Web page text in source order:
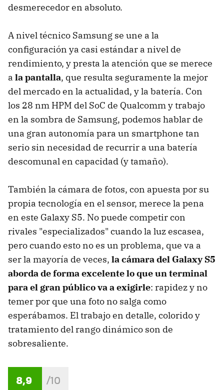
desmerecedor en absoluto.
A nivel técnico Samsung se une a la
configuración ya casi estándar a nivel de
rendimiento, y presta la atención que se merece
a la pantalla, que resulta seguramente la mejor
del mercado en la actualidad, y la batería. Con
los 28 nm HPM del SoC de Qualcomm y trabajo
en la sombra de Samsung, podemos hablar de
una gran autonomía para un smartphone tan
serio sin necesidad de recurrir a una batería
descomunal en capacidad (y tamaño).
También la cámara de fotos, con apuesta por su
propia tecnología en el sensor, merece la pena
en este Galaxy S5. No puede competir con
rivales "especializados" cuando la luz escasea,
pero cuando esto no es un problema, que va a
ser la mayoría de veces, la cámara del Galaxy S5
aborda de forma excelente lo que un terminal
para el gran público va a exigirle: rapidez y no
temer por que una foto no salga como
esperábamos. El trabajo en detalle, colorido y
tratamiento del rango dinámico son de
sobresaliente.
8,9